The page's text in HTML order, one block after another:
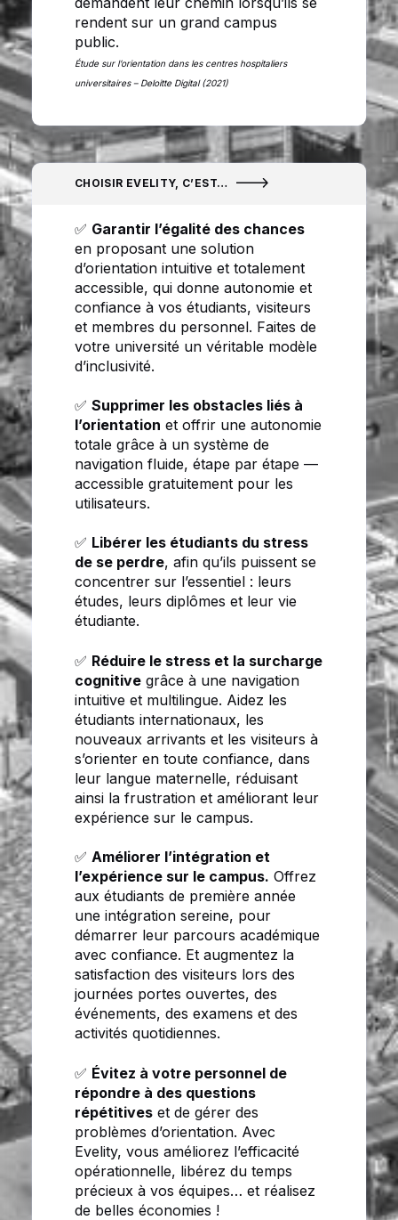
rendent sur un grand campus
public.
Étude sur l’orientation dans les centres hospitaliers
universitaires – Deloitte Digital (2021)
CHOISIR EVELITY, C’EST…
✅ Garantir l’égalité des chances
en proposant une solution
d’orientation intuitive et totalement
accessible, qui donne autonomie et
confiance à vos étudiants, visiteurs
et membres du personnel. Faites de
votre université un véritable modèle
d’inclusivité.
✅ Supprimer les obstacles liés à
l’orientation et offrir une autonomie
totale grâce à un système de
navigation fluide, étape par étape —
accessible gratuitement pour les
utilisateurs.
✅ Libérer les étudiants du stress
de se perdre, afin qu’ils puissent se
concentrer sur l’essentiel : leurs
études, leurs diplômes et leur vie
étudiante.
✅ Réduire le stress et la surcharge
cognitive grâce à une navigation
intuitive et multilingue. Aidez les
étudiants internationaux, les
nouveaux arrivants et les visiteurs à
s’orienter en toute confiance, dans
leur langue maternelle, réduisant
ainsi la frustration et améliorant leur
expérience sur le campus.
✅ Améliorer l’intégration et
l’expérience sur le campus. Offrez
aux étudiants de première année
une intégration sereine, pour
démarrer leur parcours académique
avec confiance. Et augmentez la
satisfaction des visiteurs lors des
journées portes ouvertes, des
événements, des examens et des
activités quotidiennes.
✅ Évitez à votre personnel de
répondre à des questions
répétitives et de gérer des
problèmes d’orientation. Avec
Evelity, vous améliorez l’efficacité
opérationnelle, libérez du temps
précieux à vos équipes… et réalisez
de belles économies !